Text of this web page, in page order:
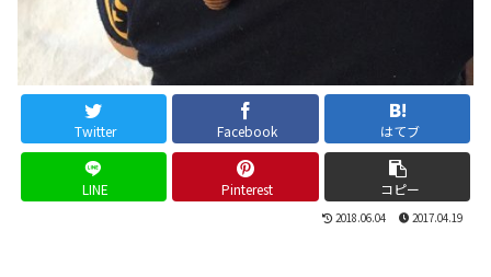
Twitter Facebook はてブ
LINE Pinterest コピー
2018.06.04 2017.04.19